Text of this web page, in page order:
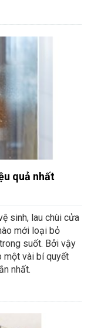
quả nhất
sinh, lau chùi cửa
mới loại bỏ
suốt. Bởi vậy
một vài bí quyết
nhất.